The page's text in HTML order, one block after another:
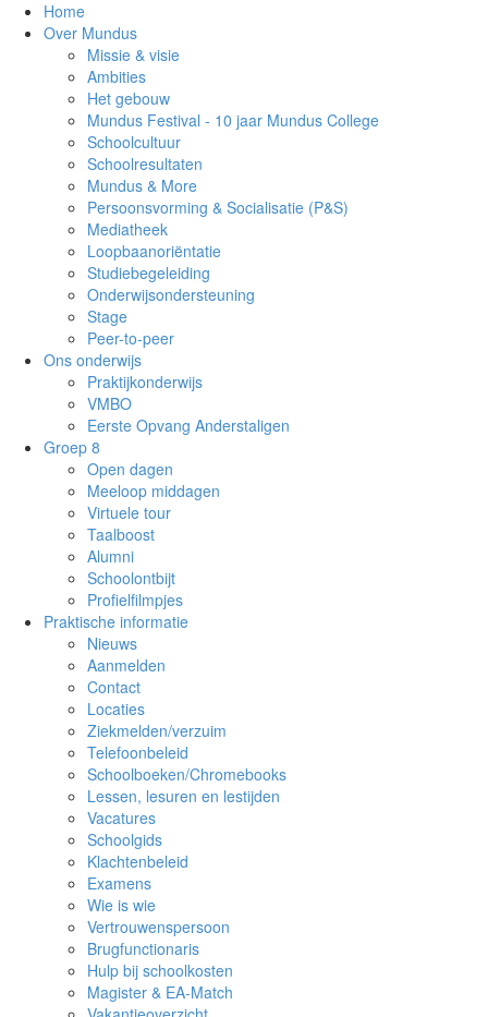
Home
Over Mundus
Missie & visie
Ambities
Het gebouw
Mundus Festival - 10 jaar Mundus College
Schoolcultuur
Schoolresultaten
Mundus & More
Persoonsvorming & Socialisatie (P&S)
Mediatheek
Loopbaanoriëntatie
Studiebegeleiding
Onderwijsondersteuning
Stage
Peer-to-peer
Ons onderwijs
Praktijkonderwijs
VMBO
Eerste Opvang Anderstaligen
Groep 8
Open dagen
Meeloop middagen
Virtuele tour
Taalboost
Alumni
Schoolontbijt
Profielfilmpjes
Praktische informatie
Nieuws
Aanmelden
Contact
Locaties
Ziekmelden/verzuim
Telefoonbeleid
Schoolboeken/Chromebooks
Lessen, lesuren en lestijden
Vacatures
Schoolgids
Klachtenbeleid
Examens
Wie is wie
Vertrouwenspersoon
Brugfunctionaris
Hulp bij schoolkosten
Magister & EA-Match